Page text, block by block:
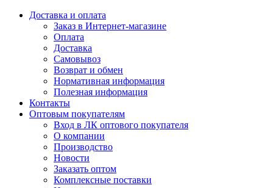
Доставка и оплата
Заказ в Интернет-магазине
Оплата
Доставка
Самовывоз
Возврат и обмен
Нормативная информация
Полезная информация
Контакты
Оптовым покупателям
Вход в ЛК оптового покупателя
О компании
Производство
Новости
Заказать оптом
Комплексные поставки